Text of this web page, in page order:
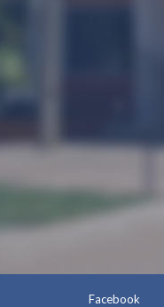
Facebook